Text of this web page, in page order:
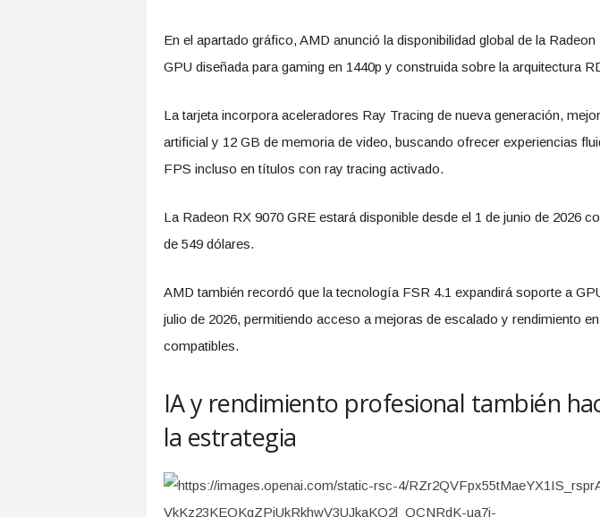
En el apartado gráfico, AMD anunció la disponibilidad global de la Radeon
GPU diseñada para gaming en 1440p y construida sobre la arquitectura
La tarjeta incorpora aceleradores Ray Tracing de nueva generación,
artificial y 12 GB de memoria de video, buscando ofrecer experiencias
FPS incluso en títulos con ray tracing activado.
La Radeon RX 9070 GRE estará disponible desde el 1 de junio de 2026
de 549 dólares.
AMD también recordó que la tecnología FSR 4.1 expandirá soporte a
julio de 2026, permitiendo acceso a mejoras de escalado y rendimiento
compatibles.
IA y rendimiento profesional también
la estrategia